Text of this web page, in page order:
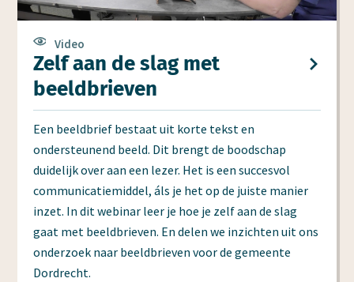
Zelf aan de slag met
beeldbrieven
Video
Een beeldbrief bestaat uit korte tekst en
ondersteunend beeld. Dit brengt de boodschap
duidelijk over aan een lezer. Het is een succesvol
communicatiemiddel, áls je het op de juiste manier
inzet. In dit webinar leer je hoe je zelf aan de slag
gaat met beeldbrieven. En delen we inzichten uit ons
onderzoek naar beeldbrieven voor de gemeente
Dordrecht.